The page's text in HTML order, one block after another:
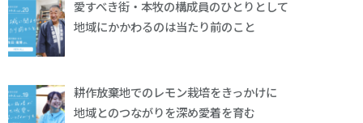
愛すべき街・本牧の構成員のひとりとして
地域にかかわるのは当たり前のこと
耕作放棄地でのレモン栽培をきっかけに
地域とのつながりを深め愛着を育む